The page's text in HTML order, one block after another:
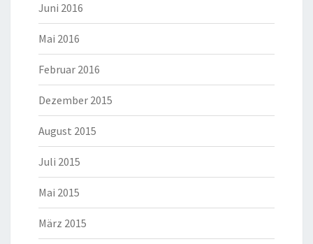
Juni 2016
Mai 2016
Februar 2016
Dezember 2015
August 2015
Juli 2015
Mai 2015
März 2015